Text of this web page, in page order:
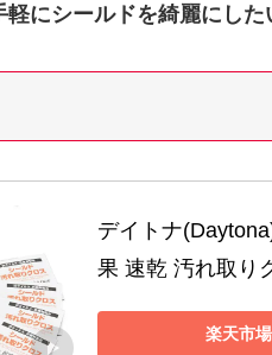
にシールドを綺麗にした
デイトナ
果 速乾 汚れ取り
楽天市